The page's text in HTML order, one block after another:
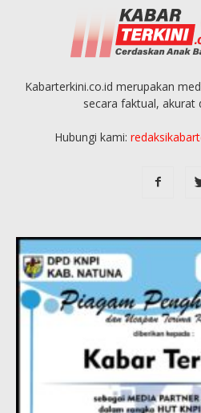
Kabarterkini.co.id merupakan
secara faktual, akurat
Hubungi kami: